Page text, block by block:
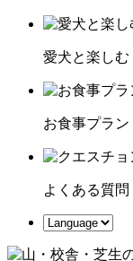
愛犬と楽しむ
お食事プラン
よくある質問